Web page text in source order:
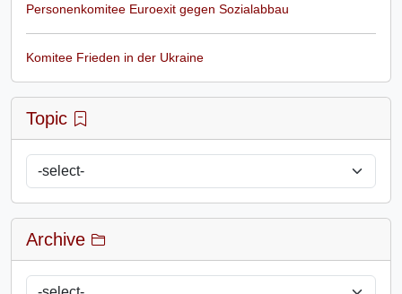
Personenkomitee Euroexit gegen Sozialabbau
Komitee Frieden in der Ukraine
Topic
Archive